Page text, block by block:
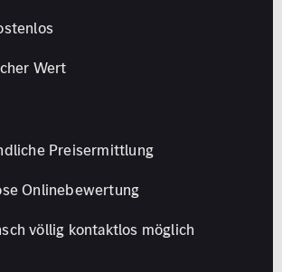
Wert
Preisermittlung
Onlinebewertung
völlig kontaktlos möglich